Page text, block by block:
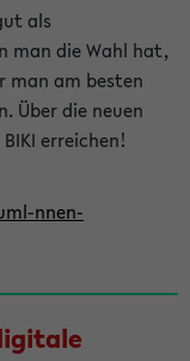
als
man die Wahl hat,
man am besten
Über die neuen
erreichen!
nnen-